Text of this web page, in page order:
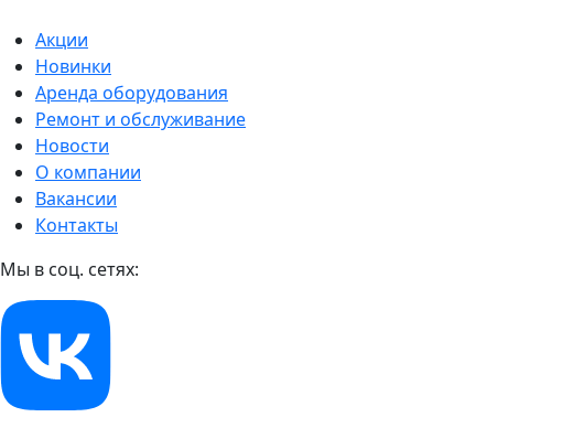
Акции
Новинки
Аренда оборудования
Ремонт и обслуживание
Новости
О компании
Вакансии
Контакты
Мы в соц. сетях: